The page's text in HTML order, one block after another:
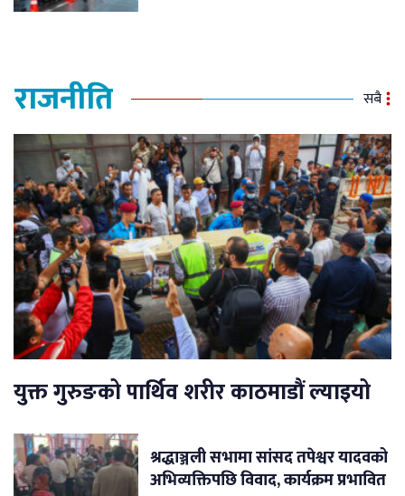
राजनीति सबै
युक्त गुरुङको पार्थिव शरीर काठमाडौं ल्याइयो
श्रद्धाञ्जली सभामा सांसद तपेश्वर यादवको
अभिव्यक्तिपछि विवाद, कार्यक्रम प्रभावित